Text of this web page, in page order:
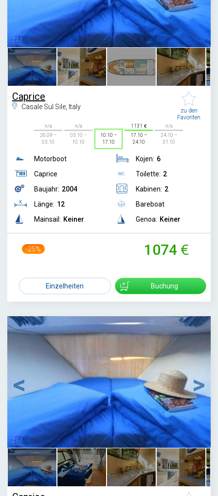
1/ 7
Caprice
Casale Sul Sile, Italy
zu den
Favoriten
n/a
26.09 –
03.10
n/a
03.10 –
10.10
10.10 –
17.10
1131
17.10 –
24.10
n/a
24.10 –
31.10
Motorboot
Caprice
Baujahr: 2004
Länge: 12
Mainsail: Keiner
Kojen: 6
Toilette: 2
Kabinen: 2
Bareboat
Genoa: Keiner
-25% 1074
Einzelheiten Buchung
1/ 7